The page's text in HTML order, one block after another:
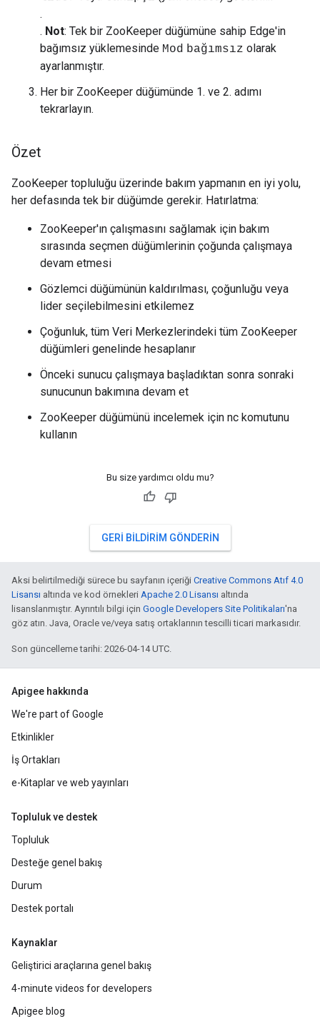
.
. Not: Tek bir ZooKeeper düğümüne sahip Edge'in
bağımsız yüklemesinde Mod bağımsız olarak
ayarlanmıştır.
Her bir ZooKeeper düğümünde 1. ve 2. adımı
tekrarlayın.
Özet
ZooKeeper topluluğu üzerinde bakım yapmanın en iyi yolu,
her defasında tek bir düğümde gerekir. Hatırlatma:
ZooKeeper'ın çalışmasını sağlamak için bakım
sırasında seçmen düğümlerinin çoğunda çalışmaya
devam etmesi
Gözlemci düğümünün kaldırılması, çoğunluğu veya
lider seçilebilmesini etkilemez
Çoğunluk, tüm Veri Merkezlerindeki tüm ZooKeeper
düğümleri genelinde hesaplanır
Önceki sunucu çalışmaya başladıktan sonra sonraki
sunucunun bakımına devam et
ZooKeeper düğümünü incelemek için nc komutunu
kullanın
Bu size yardımcı oldu mu?
GERI BILDIRIM GÖNDERIN
Aksi belirtilmediği sürece bu sayfanın içeriği Creative Commons Atıf 4.0
Lisansı altında ve kod örnekleri Apache 2.0 Lisansı altında
lisanslanmıştır. Ayrıntılı bilgi için Google Developers Site Politikaları'na
göz atın. Java, Oracle ve/veya satış ortaklarının tescilli ticari markasıdır.
Son güncelleme tarihi: 2026-04-14 UTC.
Apigee hakkında
We're part of Google
Etkinlikler
İş Ortakları
e-Kitaplar ve web yayınları
Topluluk ve destek
Topluluk
Desteğe genel bakış
Durum
Destek portalı
Kaynaklar
Geliştirici araçlarına genel bakış
4-minute videos for developers
Apigee blog